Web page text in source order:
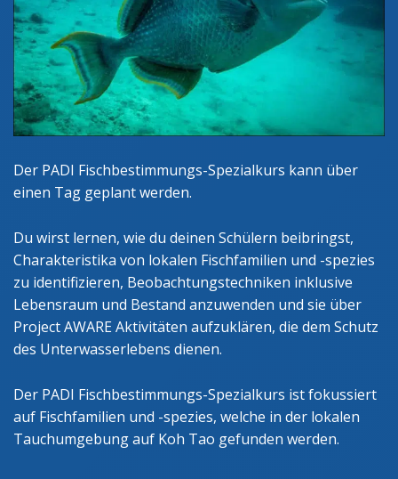
Der PADI Fischbestimmungs-Spezialkurs kann über
einen Tag geplant werden.
Du wirst lernen, wie du deinen Schülern beibringst,
Charakteristika von lokalen Fischfamilien und -spezies
zu identifizieren, Beobachtungstechniken inklusive
Lebensraum und Bestand anzuwenden und sie über
Project AWARE Aktivitäten aufzuklären, die dem Schutz
des Unterwasserlebens dienen.
Der PADI Fischbestimmungs-Spezialkurs ist fokussiert
auf Fischfamilien und -spezies, welche in der lokalen
Tauchumgebung auf Koh Tao gefunden werden.